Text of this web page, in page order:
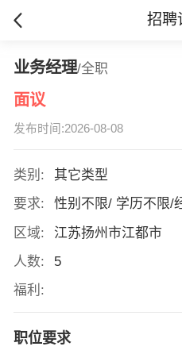
招聘
业务经理/全职
面议
发布时间:2026-08-08
类别:
其它类型
要求:
性别不限/ 学历不限/
区域:
江苏扬州市江都市
人数:
5
福利:
职位要求